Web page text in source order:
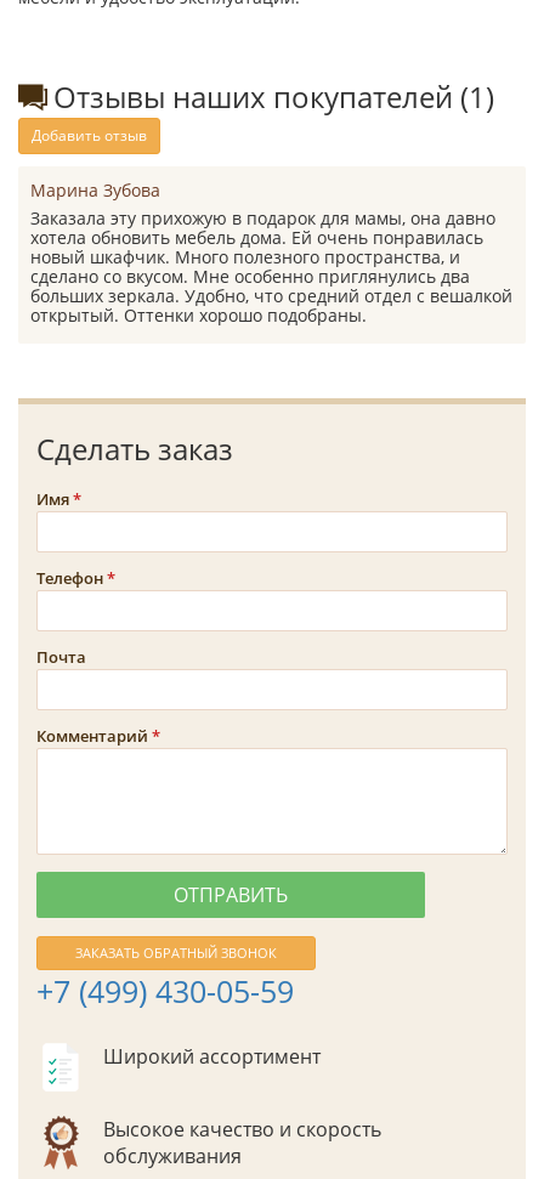
Отзывы наших покупателей (1)
Добавить отзыв
Марина Зубова
Заказала эту прихожую в подарок для мамы, она давно
хотела обновить мебель дома. Ей очень понравилась
новый шкафчик. Много полезного пространства, и
сделано со вкусом. Мне особенно приглянулись два
больших зеркала. Удобно, что средний отдел с вешалкой
открытый. Оттенки хорошо подобраны.
Сделать заказ
Имя
Телефон
Почта
Комментарий
ЗАКАЗАТЬ ОБРАТНЫЙ ЗВОНОК
+7 (499) 430-05-59
Широкий ассортимент
Высокое качество и скорость
обслуживания